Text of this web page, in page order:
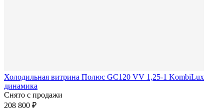
Холодильная витрина Полюс GC120 VV 1,25-1 KombiLux
динамика
Снято с продажи
208 800 ₽